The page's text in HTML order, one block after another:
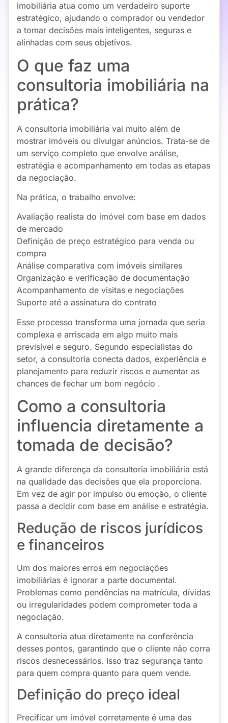
imobiliária atua como um verdadeiro suporte
estratégico, ajudando o comprador ou vendedor
a tomar decisões mais inteligentes, seguras e
alinhadas com seus objetivos.
O que faz uma
consultoria imobiliária na
prática?
A consultoria imobiliária vai muito além de
mostrar imóveis ou divulgar anúncios. Trata-se de
um serviço completo que envolve análise,
estratégia e acompanhamento em todas as etapas
da negociação.
Na prática, o trabalho envolve:
Avaliação realista do imóvel com base em dados
de mercado
Definição de preço estratégico para venda ou
compra
Análise comparativa com imóveis similares
Organização e verificação de documentação
Acompanhamento de visitas e negociações
Suporte até a assinatura do contrato
Esse processo transforma uma jornada que seria
complexa e arriscada em algo muito mais
previsível e seguro. Segundo especialistas do
setor, a consultoria conecta dados, experiência e
planejamento para reduzir riscos e aumentar as
chances de fechar um bom negócio .
Como a consultoria
influencia diretamente a
tomada de decisão?
A grande diferença da consultoria imobiliária está
na qualidade das decisões que ela proporciona.
Em vez de agir por impulso ou emoção, o cliente
passa a decidir com base em análise e estratégia.
Redução de riscos jurídicos
e financeiros
Um dos maiores erros em negociações
imobiliárias é ignorar a parte documental.
Problemas como pendências na matrícula, dívidas
ou irregularidades podem comprometer toda a
negociação.
A consultoria atua diretamente na conferência
desses pontos, garantindo que o cliente não corra
riscos desnecessários. Isso traz segurança tanto
para quem compra quanto para quem vende.
Definição do preço ideal
Precificar um imóvel corretamente é uma das